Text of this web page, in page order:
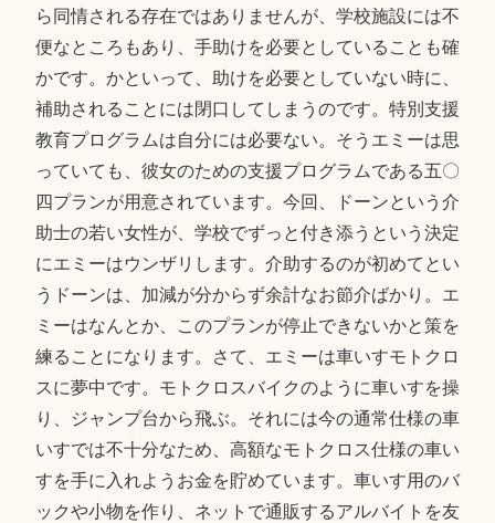
ら同情される存在ではありませんが、学校施設には不
便なところもあり、手助けを必要としていることも確
かです。かといって、助けを必要としていない時に、
補助されることには閉口してしまうのです。特別支援
教育プログラムは自分には必要ない。そうエミーは思
っていても、彼女のための支援プログラムである五〇
四プランが用意されています。今回、ドーンという介
助士の若い女性が、学校でずっと付き添うという決定
にエミーはウンザリします。介助するのが初めてとい
うドーンは、加減が分からず余計なお節介ばかり。エ
ミーはなんとか、このプランが停止できないかと策を
練ることになります。さて、エミーは車いすモトクロ
スに夢中です。モトクロスバイクのように車いすを操
り、ジャンプ台から飛ぶ。それには今の通常仕様の車
いすでは不十分なため、高額なモトクロス仕様の車い
すを手に入れようお金を貯めています。車いす用のバ
ックや小物を作り、ネットで通販するアルバイトを友